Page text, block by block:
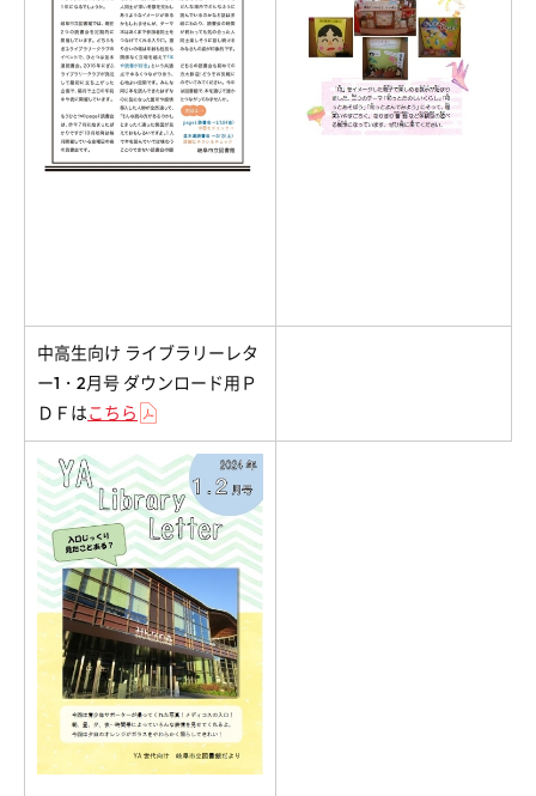
中高生向け ライブラリーレタ
ー1・2月号 ダウンロード用Ｐ
ＤＦはこちら